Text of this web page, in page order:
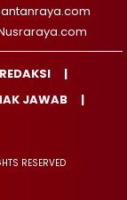
JAWAB
RESERVED